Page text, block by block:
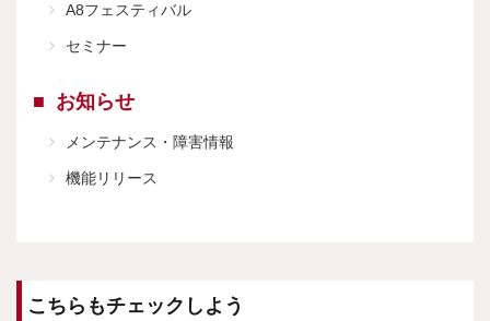
A8フェスティバル
セミナー
お知らせ
メンテナンス・障害情報
機能リリース
こちらもチェックしよう